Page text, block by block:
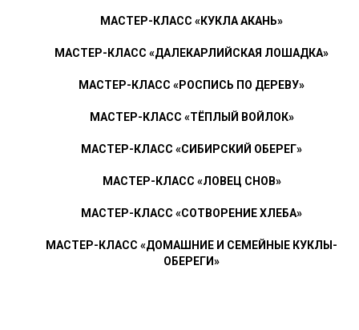
МАСТЕР-КЛАСС «КУКЛА АКАНЬ»
МАСТЕР-КЛАСС «ДАЛЕКАРЛИЙСКАЯ ЛОШАДКА»
МАСТЕР-КЛАСС «РОСПИСЬ ПО ДЕРЕВУ»
МАСТЕР-КЛАСС «ТЁПЛЫЙ ВОЙЛОК»
МАСТЕР-КЛАСС «СИБИРСКИЙ ОБЕРЕГ»
МАСТЕР-КЛАСС «ЛОВЕЦ СНОВ»
МАСТЕР-КЛАСС «СОТВОРЕНИЕ ХЛЕБА»
МАСТЕР-КЛАСС «ДОМАШНИЕ И СЕМЕЙНЫЕ КУКЛЫ-
ОБЕРЕГИ»